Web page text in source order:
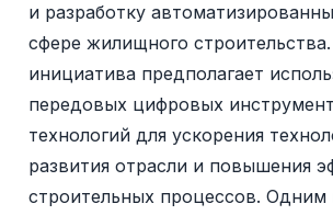
и разработку
сфере жилищного
инициатива предполагает
передовых цифровых
технологий для ускорения
развития отрасли и повышения
строительных процессов.